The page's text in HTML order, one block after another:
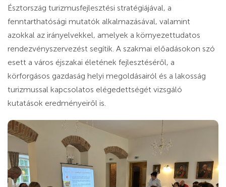
Észtország turizmusfejlesztési stratégiájával, a
fenntarthatósági mutatók alkalmazásával, valamint
azokkal az irányelvekkel, amelyek a környezettudatos
rendezvényszervezést segítik. A szakmai előadásokon szó
esett a város éjszakai életének fejlesztéséről, a
körforgásos gazdaság helyi megoldásairól és a lakosság
turizmussal kapcsolatos elégedettségét vizsgáló
kutatások eredményeiről is.